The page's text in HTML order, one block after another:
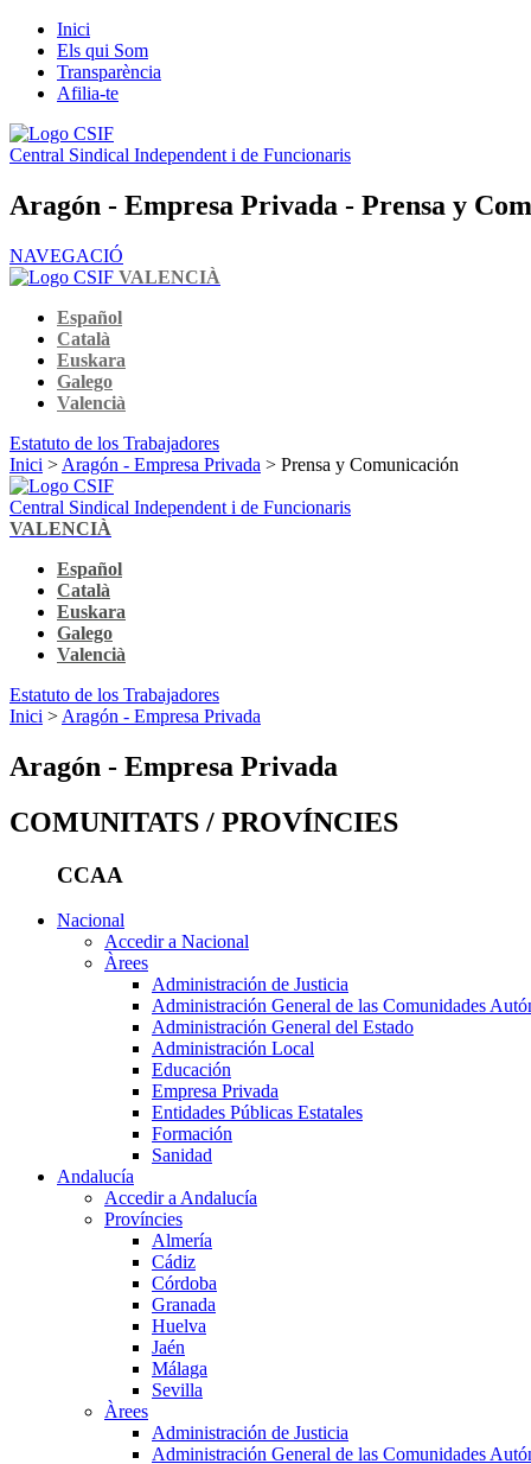
Inici
Els qui Som
Transparència
Afilia-te
Central Sindical Independent i de Funcionaris
Aragón - Empresa Privada - Prensa y
NAVEGACIÓ
VALENCIÀ
Español
Català
Euskara
Galego
Valencià
Estatuto de los Trabajadores
Inici > Aragón - Empresa Privada > Prensa y Comunicación
Central Sindical Independent i de Funcionaris
VALENCIÀ
Español
Català
Euskara
Galego
Valencià
Estatuto de los Trabajadores
Inici > Aragón - Empresa Privada
Aragón - Empresa Privada
COMUNITATS / PROVÍNCIES
CCAA
Nacional
Accedir a Nacional
Àrees
Administración de Justicia
Administración General de las Comunidades
Administración General del Estado
Administración Local
Educación
Empresa Privada
Entidades Públicas Estatales
Formación
Sanidad
Andalucía
Accedir a Andalucía
Províncies
Almería
Cádiz
Córdoba
Granada
Huelva
Jaén
Málaga
Sevilla
Àrees
Administración de Justicia
Administración General de las Comunidades